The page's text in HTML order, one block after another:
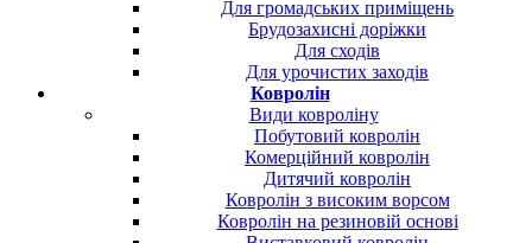
Для громадських приміщень
Брудозахисні доріжки
Для сходів
Для урочистих заходів
Ковролін
Види ковроліну
Побутовий ковролін
Комерційний ковролін
Дитячий ковролін
Ковролін з високим ворсом
Ковролін на резиновій основі